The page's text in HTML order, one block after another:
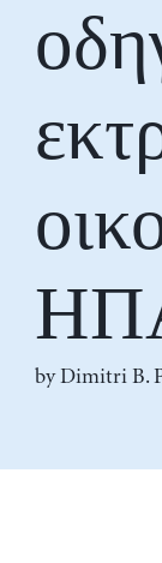
byDimitri B.